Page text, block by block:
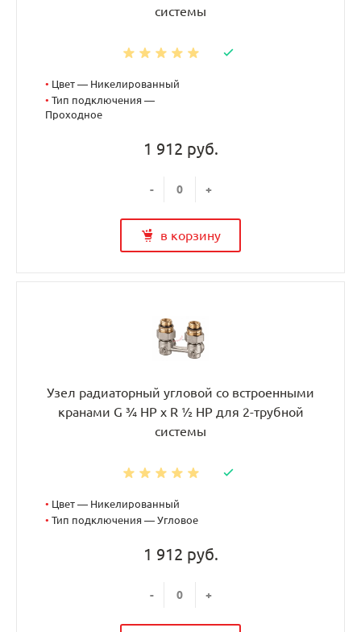
системы
• Цвет — Никелированный
• Тип подключения —
Проходное
1 912 руб.
- +
в корзину
Узел радиаторный угловой со встроенными
кранами G ¾ НР x R ½ НР для 2-трубной
системы
• Цвет — Никелированный
• Тип подключения — Угловое
1 912 руб.
- +